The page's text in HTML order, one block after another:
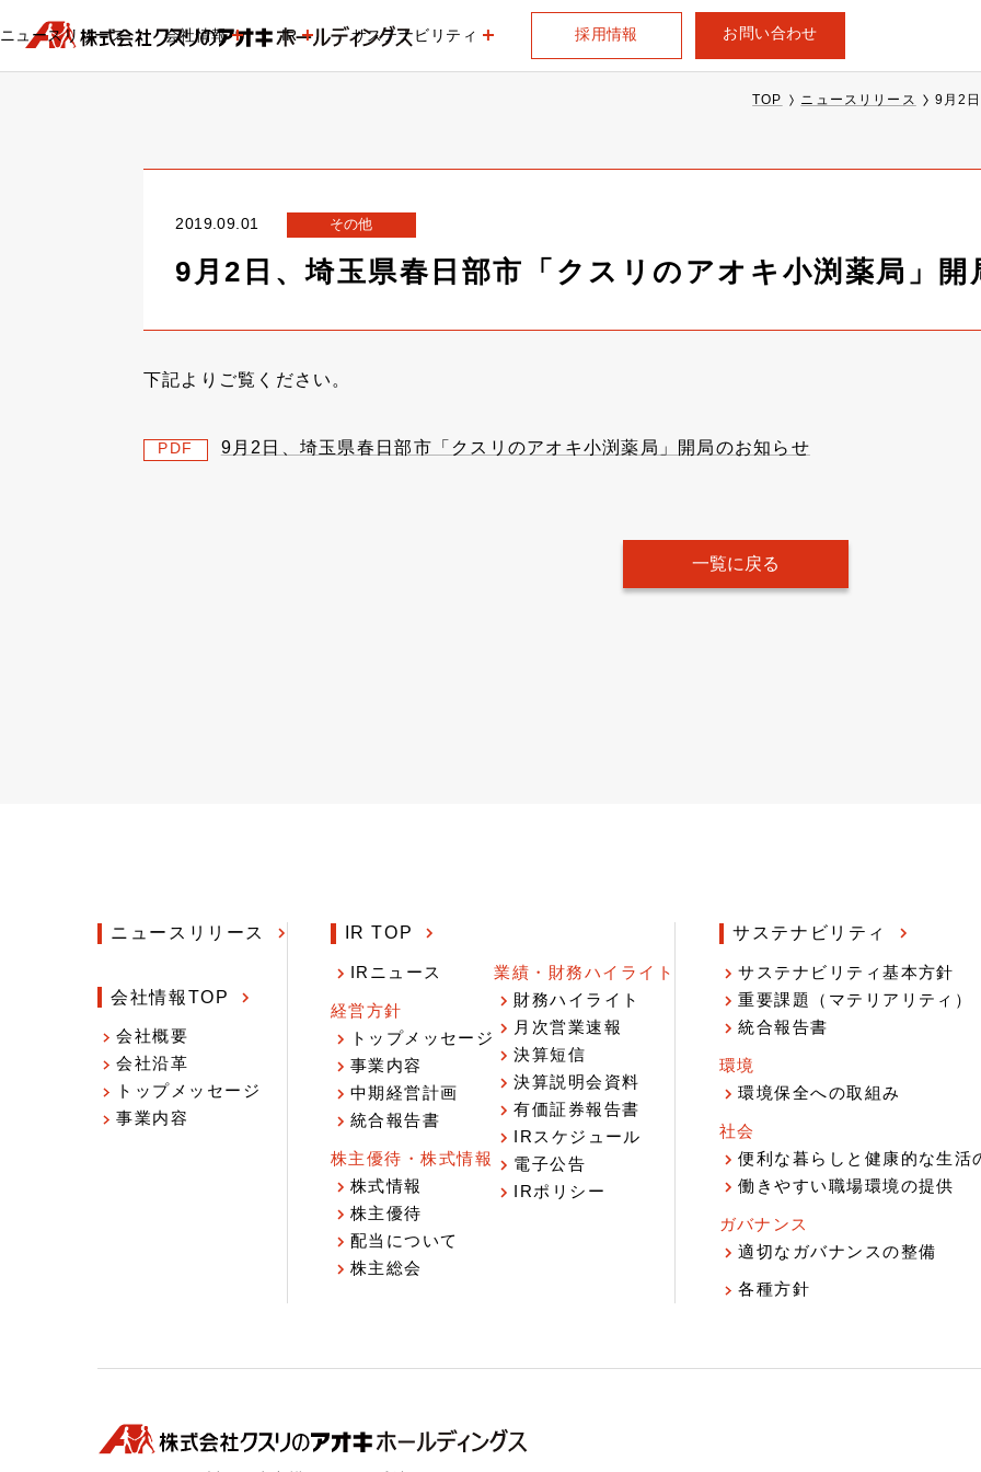
ニュースリリース 会社情報 IR サステナビリティ 採用情報 お問い合わせ
TOP ニュースリリース 9月2
2019.09.01 その他
9月2日、埼玉県春日部市「クスリのアオキ小渕薬局」
下記よりご覧ください。
PDF 9月2日、埼玉県春日部市「クスリのアオキ小渕薬局」開局のお知らせ
一覧に戻る
ニュースリリース
会社情報TOP
会社概要
会社沿革
トップメッセージ
事業内容
IR TOP
IRニュース
経営方針
トップメッセージ
事業内容
中期経営計画
統合報告書
株主優待・株式情報
株式情報
株主優待
配当について
株主総会
業績・財務ハイライト
財務ハイライト
月次営業速報
決算短信
決算説明会資料
有価証券報告書
IRスケジュール
電子公告
IRポリシー
サステナビリティ
サステナビリティ基本方針
重要課題（マテリアリティ）
統合報告書
環境
環境保全への取組み
社会
便利な暮らしと健康的な生活
働きやすい職場環境の提供
ガバナンス
適切なガバナンスの整備
各種方針